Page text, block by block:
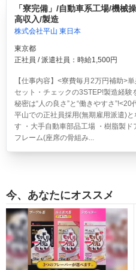
「寮完備」/自動車系工場/機械
高収入/製造
株式会社平山 東日本
東京都
正社員 / 派遣社員：時給1,500円
【仕事内容】<寮費毎月2万円補助>
セット・チェックの3STEP!製造経
秘密は“人の良さ”と“働きやすさ
平山での正社員採用(無期雇用派遣)
す ・大手自動車部品工場 ・樹脂製
フレーム(座席の骨組み...
今、あなたにオススメ